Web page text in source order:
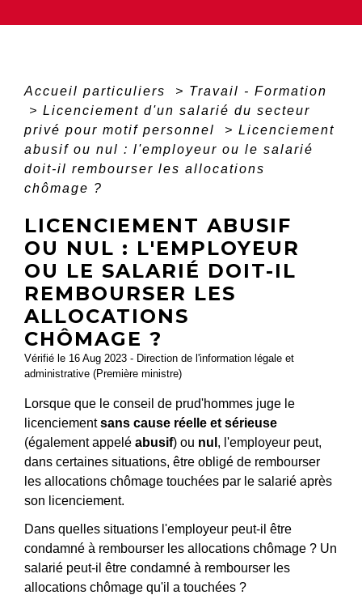
Accueil particuliers > Travail - Formation
> Licenciement d'un salarié du secteur
privé pour motif personnel
> Licenciement
abusif ou nul : l'employeur ou le salarié
doit-il rembourser les allocations
chômage ?
LICENCIEMENT ABUSIF
OU NUL : L'EMPLOYEUR
OU LE SALARIÉ DOIT-IL
REMBOURSER LES
ALLOCATIONS
CHÔMAGE ?
Vérifié le 16 Aug 2023 - Direction de l'information légale et
administrative (Première ministre)
Lorsque que le conseil de prud'hommes juge le
licenciementsans cause réelle et sérieuse
(également appelé abusif) ou nul , l'employeur peut,
dans certaines situations, être obligé de rembourser
les allocations chômage touchées par le salarié après
son licenciement.
Dans quelles situations l'employeur peut-il être
condamné à rembourser les allocations chômage ? Un
salarié peut-il être condamné à rembourser les
allocations chômage qu'il a touchées ?